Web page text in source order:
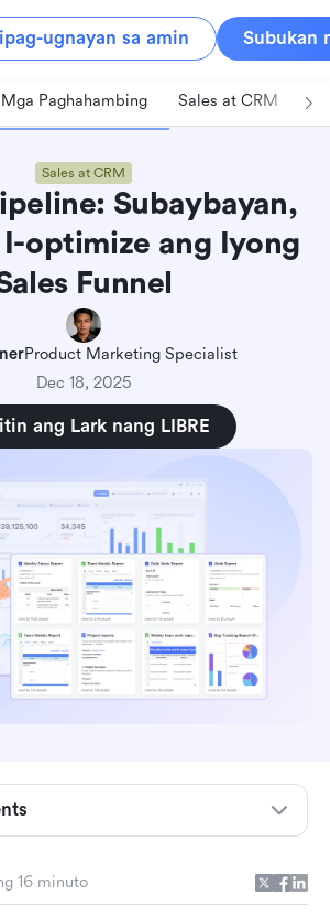
ugnayan sa amin Subukan
Mga Paghahambing Sales at CRM
Sales at CRM
Subaybayan,
optimize ang Iyong
Funnel
Product Marketing Specialist
Dec 18, 2025
ang Lark nang LIBRE
16 minuto
pipeline?
bahagi ng ulat ng sales
ng epektibong ulat ng pipeline